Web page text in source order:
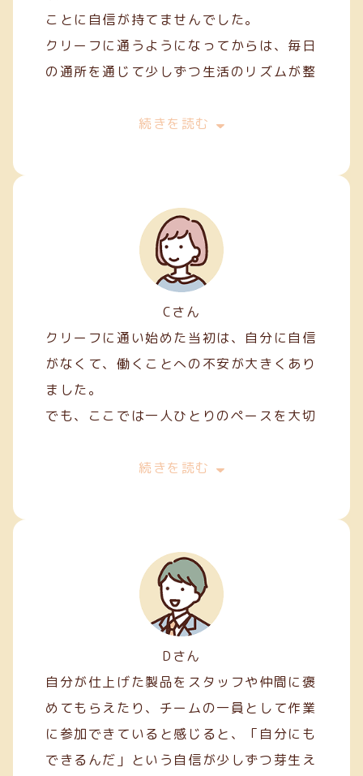
ことに自信が持てませんでした。
クリーフに通うようになってからは、毎日
の通所を通じて少しずつ生活のリズムが整
続きを読む
Cさん
クリーフに通い始めた当初は、自分に自信
がなくて、働くことへの不安が大きくあり
ました。
でも、ここでは一人ひとりのペースを大切
めることができました。
続きを読む
Dさん
自分が仕上げた製品をスタッフや仲間に褒
めてもらえたり、チームの一員として作業
に参加できていると感じると、「自分にも
できるんだ」という自信が少しずつ芽生え